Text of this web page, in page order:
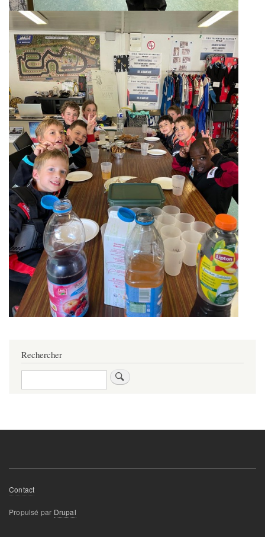
Rechercher
Rechercher
Footer
menu
Contact
Propulsé par Drupal